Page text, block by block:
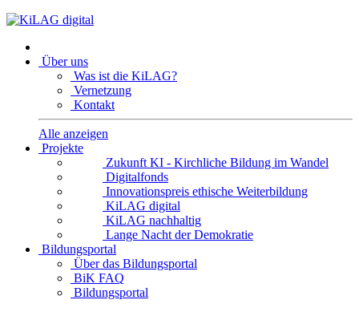
Über uns
Was ist die KiLAG?
Vernetzung
Kontakt
Alle anzeigen
Projekte
Zukunft KI - Kirchliche Bildung im Wandel
Digitalfonds
Innovationspreis ethische Weiterbildung
KiLAG digital
KiLAG nachhaltig
Lange Nacht der Demokratie
Bildungsportal
Über das Bildungsportal
BiK FAQ
Bildungsportal